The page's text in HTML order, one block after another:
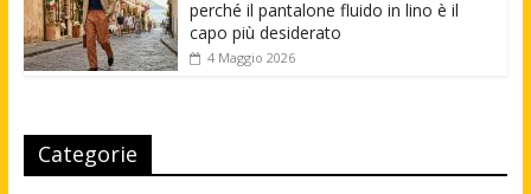
perché il pantalone fluido in lino è il
capo più desiderato
4 Maggio 2026
Categorie